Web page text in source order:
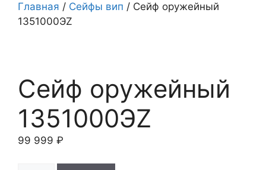
Главная / Сейфы вип / Сейф оружейный
1351000ЭZ
Сейф оружейный
1351000ЭZ
99 999 ₽